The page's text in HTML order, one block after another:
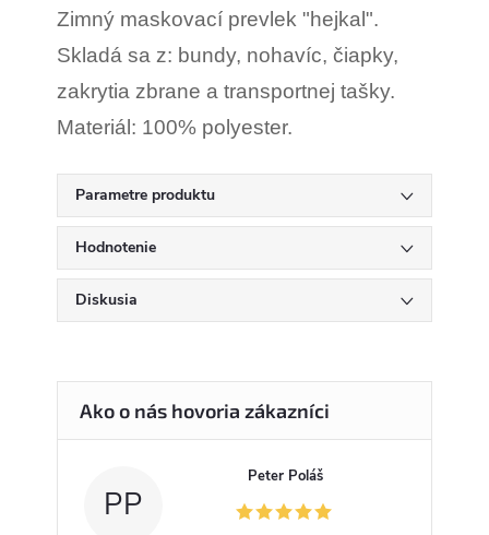
Zimný maskovací prevlek "hejkal".
Skladá sa z: bundy, nohavíc, čiapky,
zakrytia zbrane a transportnej tašky.
Materiál: 100% polyester.
Parametre produktu
Hodnotenie
Diskusia
PP
Peter Poláš